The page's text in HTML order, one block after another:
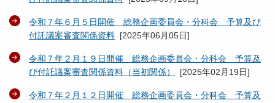
令和７年６月５日開催 総務企画委員会・分科会 予算及び
付託議案審査関係資料 [2025年06月05日]
令和７年２月１９日開催 総務企画委員会・分科会 予算及
び付託議案審査関係資料（当初関係）
[2025年02月19日]
令和７年２月１２日開催 総務企画委員会・分科会 予算及